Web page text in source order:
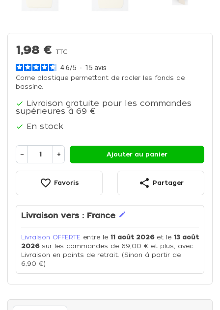
1,98 €TTC
4.6/5 - 15 avis
Corne plastique permettant de racler les fonds de
bassine.
 Livraison gratuite pour les commandes
supérieures à 69 €
 En stock
− + Ajouter au panier
favorite_border Favoris share Partager
Livraison vers : France edit
Livraison OFFERTE entre le 11 août 2026et le 13 août
2026sur les commandes de 69,00 € et plus, avec
Livraison en points de retrait. (Sinon à partir de
6,90 €)